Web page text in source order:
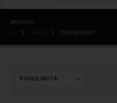
percorso:
SHOP
CRANBERRY